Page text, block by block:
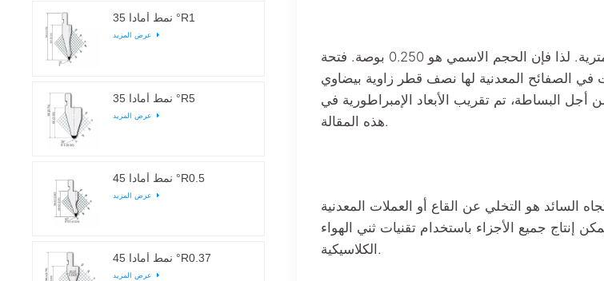
يتم تصنيع العديد من أدوات مكابح الضغط عالية الجودة وفقًا للمعايير المترية. لذا فإن الحجم الاسمي هو 0.250 بوصة. فتحة V
فإن الانحناءات في الصفائح المعدنية لها نصف قطر زاوية بيضاوي
البساطة، تم تقريب الأبعاد الإمبراطورية في
هذه المقالة.
السائد هو التخلي عن القاع أو العملات المعدنية
إنتاج جميع الأجزاء باستخدام تقنيات ثني الهواء
الكلاسيكية.
نمط أمادا 35 °R1
عرض المزيد
نمط أمادا 35 °R5
عرض المزيد
نمط أمادا 45 °R0.5
عرض المزيد
نمط أمادا 45 °R0.37
عرض المزيد